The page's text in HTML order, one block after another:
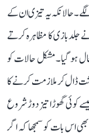
حالانکہ یہ تیزی ان کے
کیونکہ 2001 میں انھوں نے جلدبازی کا مظاہرہ کرتے
ہو گیا۔ مشکل حالات کو
پس پشت ڈال کر ملازمت کرنے کا
کوئی گھوڑا تیز دوڑ شروع
اس بات کو سمجھا کہ اگر